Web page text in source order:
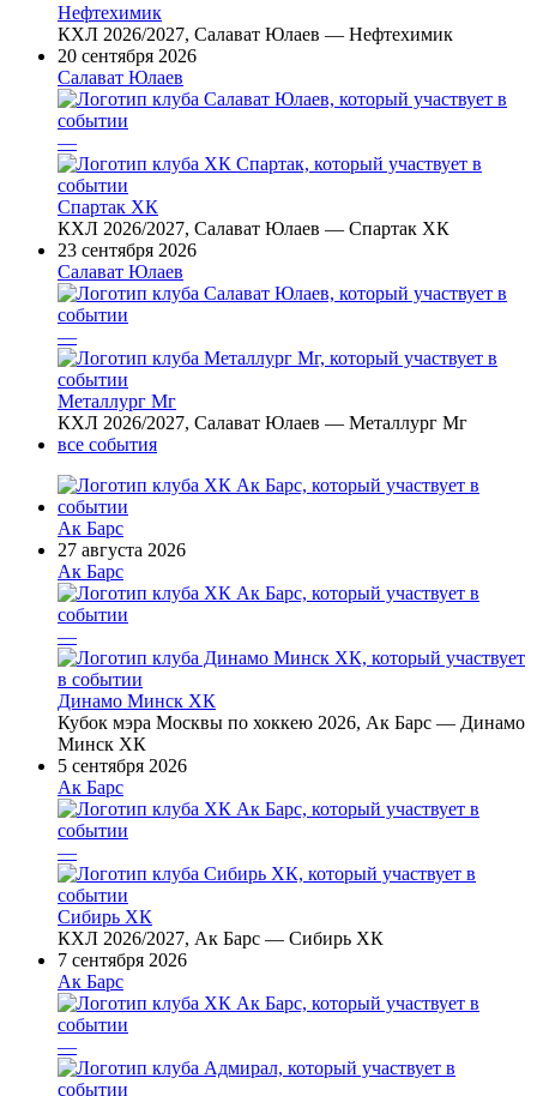
Нефтехимик
КХЛ 2026/2027, Салават Юлаев — Нефтехимик
20 сентября 2026
Салават Юлаев
—
Спартак ХК
КХЛ 2026/2027, Салават Юлаев — Спартак ХК
23 сентября 2026
Салават Юлаев
—
Металлург Мг
КХЛ 2026/2027, Салават Юлаев — Металлург Мг
все события
Ак Барс
27 августа 2026
Ак Барс
—
Динамо Минск ХК
Кубок мэра Москвы по хоккею 2026, Ак Барс — Динамо
Минск ХК
5 сентября 2026
Ак Барс
—
Сибирь ХК
КХЛ 2026/2027, Ак Барс — Сибирь ХК
7 сентября 2026
Ак Барс
—